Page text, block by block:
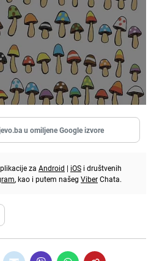
u omiljene Google izvore
za Android | iOS i društvenih
, kao i putem našeg ViberChata.